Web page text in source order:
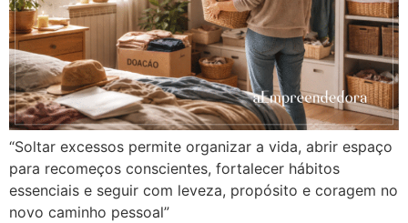
“Soltar excessos permite organizar a vida, abrir espaço
para recomeços conscientes, fortalecer hábitos
essenciais e seguir com leveza, propósito e coragem no
novo caminho pessoal”